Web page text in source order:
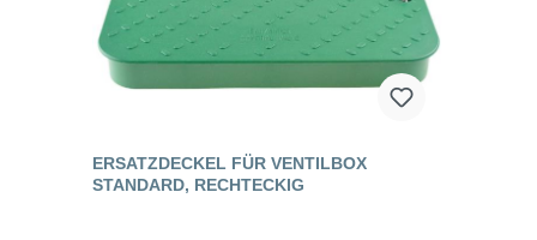
ERSATZDECKEL FÜR VENTILBOX
STANDARD, RECHTECKIG